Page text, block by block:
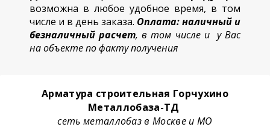
возможна в любое удобное время, в том
числе и в день заказа. Оплата: наличный и
безналичный расчет, в том числе и у Вас
на объекте по факту получения
Арматура строительная Горчухино
Металлобаза-ТД
сеть металлобаз в Москве и МО